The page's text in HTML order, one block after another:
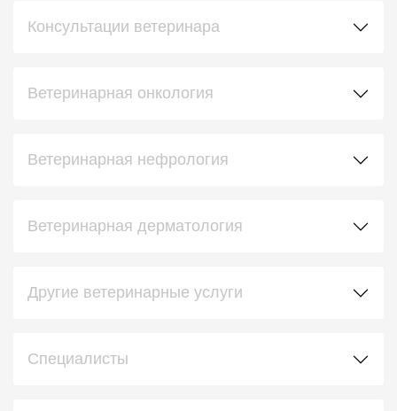
Консультации ветеринара
Ветеринарная онкология
Ветеринарная нефрология
Ветеринарная дерматология
Другие ветеринарные услуги
Специалисты